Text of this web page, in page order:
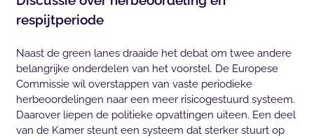
respijtperiode
Naast de green lanes draaide het debat om twee andere
belangrijke onderdelen van het voorstel. De Europese
Commissie wil overstappen van vaste periodieke
herbeoordelingen naar een meer risicogestuurd systeem.
Daarover liepen de politieke opvattingen uiteen. Een deel
van de Kamer steunt een systeem dat sterker stuurt op